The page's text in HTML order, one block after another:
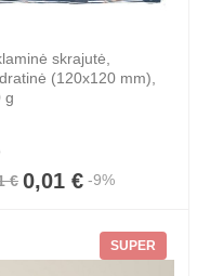
skrajutė,
(120x120 mm),
g
€ 0,01 € -9%
SUPER